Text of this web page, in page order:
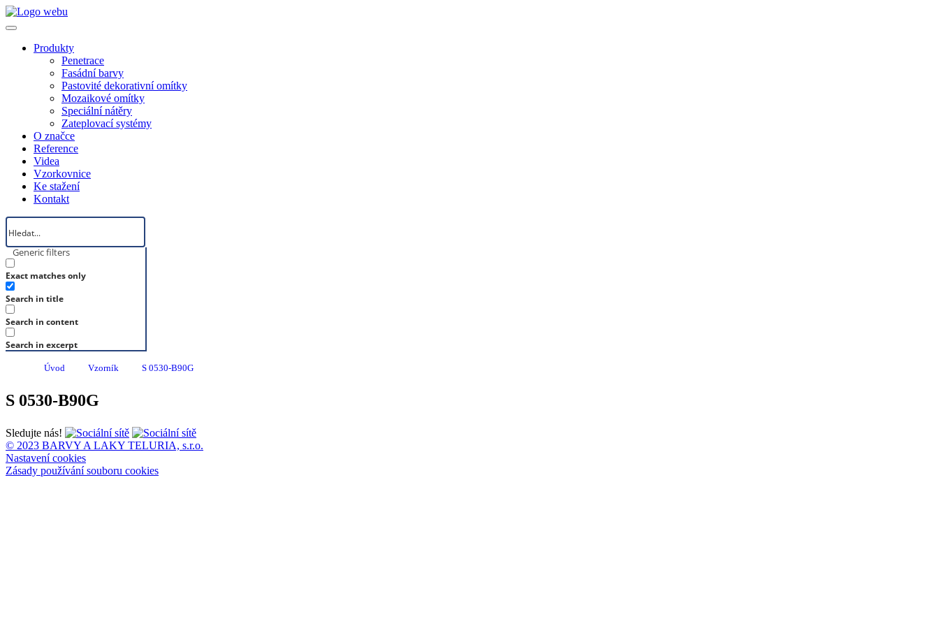
Produkty
Penetrace
Fasádní barvy
Pastovité dekorativní omítky
Mozaikové omítky
Speciální nátěry
Zateplovací systémy
O značce
Reference
Videa
Vzorkovnice
Ke stažení
Kontakt
Generic filters
Exact matches only
Search in title
Search in content
Search in excerpt
Úvod Vzorník S 0530-B90G
S 0530-B90G
Sledujte nás!
© 2023 BARVY A LAKY TELURIA, s.r.o.
Nastavení cookies
Zásady používání souboru cookies